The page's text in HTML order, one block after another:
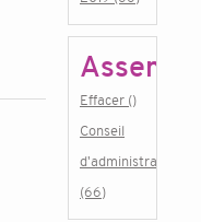
Effacer ()
Conseil
d'administration
(66)